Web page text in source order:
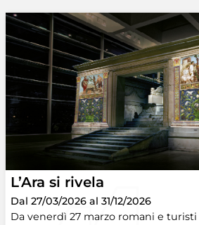
L’Ara si rivela
Dal 27/03/2026 al 31/12/2026
Da venerdì 27 marzo romani e